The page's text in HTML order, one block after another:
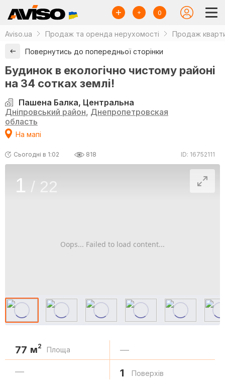
0
Aviso.ua Продаж та оренда нерухомості Продаж
Повернутись до попередньої сторінки
Будинок в екологічно чистому районі
на 34 сотках землі!
Пашена Балка, Центральна
Дніпровський район, Днепропетровская
область
На мапі
Сьогодні в 1:02 818 ID: 16752111
Oops... Failed to load content...
1 / 22
77 м2 Площа —
— 1 Поверхів